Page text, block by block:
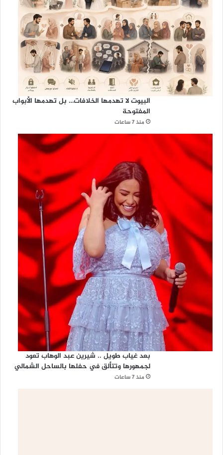
البيوت لا تهدمها الخلافات… بل تهدمها الأبواب
المفتوحة
منذ 7 ساعات
بعد غياب طويل .. شيرين عبد الوهاب تعود
لجمهورها وتتألق في حفلها بالساحل الشمالي
منذ 7 ساعات